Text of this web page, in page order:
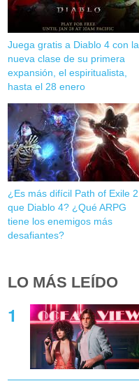
Juega gratis a Diablo 4 con la
nueva clase de su primera
expansión, el espiritualista,
hasta el 28 enero
¿Es más difícil Path of Exile 2
que Diablo 4? ¿Qué ARPG
tiene los enemigos más
desafiantes?
LO MÁS LEÍDO